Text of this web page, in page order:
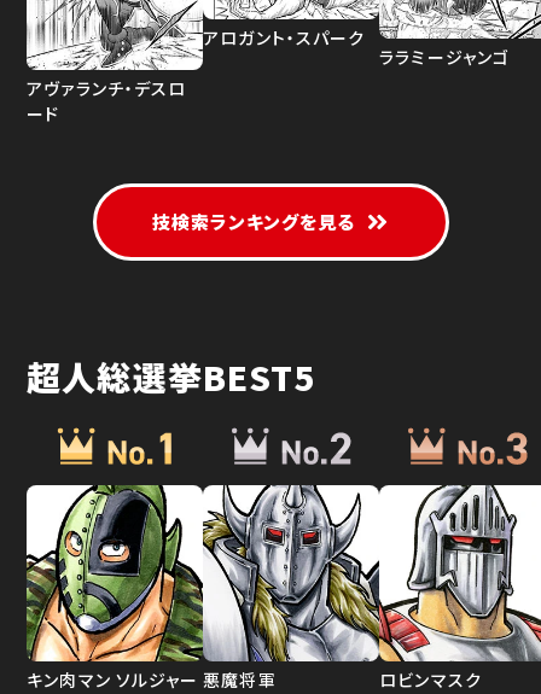
アヴァランチ・デスロ
ード
アロガント・スパーク
ララミージャンゴ
技検索ランキングを見る
超人総選挙BEST5
キン肉マン ソルジャー 悪魔将軍 ロビンマスク